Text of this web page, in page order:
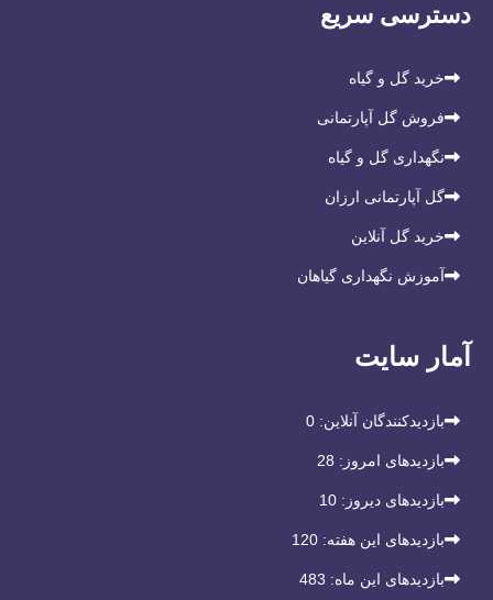
دسترسی سریع
خرید گل و گیاه
فروش گل آپارتمانی
نگهداری گل و گیاه
گل آپارتمانی ارزان
خرید گل آنلاین
آموزش نگهداری گیاهان
آمار سایت
بازدیدکنندگان آنلاین: 0
بازدیدهای امروز: 28
بازدیدهای دیروز: 10
بازدیدهای این هفته: 120
بازدیدهای این ماه: 483